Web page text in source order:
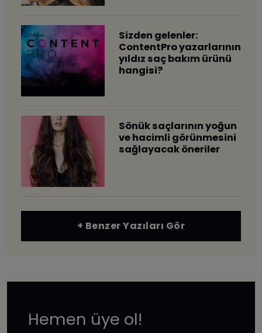
Sizden gelenler:
ContentPro yazarlarının
yıldız saç bakım ürünü
hangisi?
Sönük saçlarının yoğun
ve hacimli görünmesini
sağlayacak öneriler
+ Benzer Yazıları Gör
Hemen üye ol!